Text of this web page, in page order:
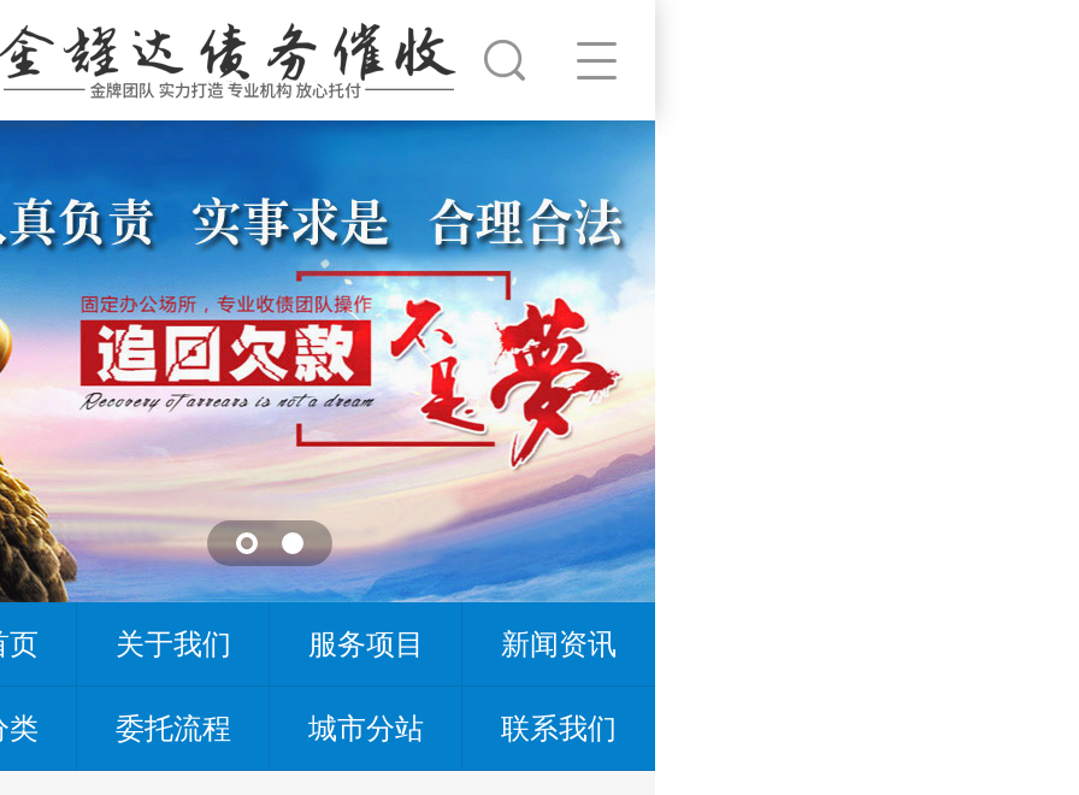
页 关于我们 服务项目 新闻资讯
类 委托流程 城市分站 联系我们